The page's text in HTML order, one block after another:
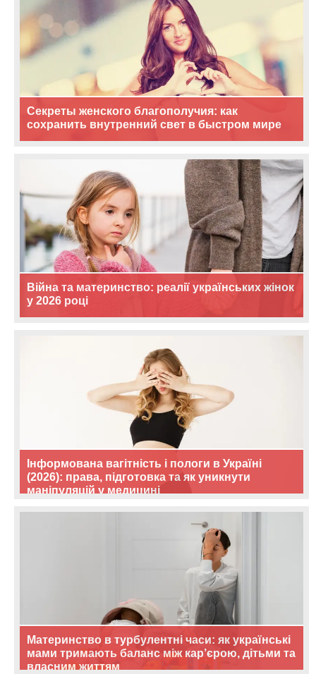
Секреты женского благополучия: как
сохранить внутренний свет в быстром мире
Війна та материнство: реалії українських жінок
у 2026 році
Інформована вагітність і пологи в Україні
(2026): права, підготовка та як уникнути
маніпуляцій у медицині
Материнство в турбулентні часи: як українські
мами тримають баланс між кар’єрою, дітьми та
власним життям